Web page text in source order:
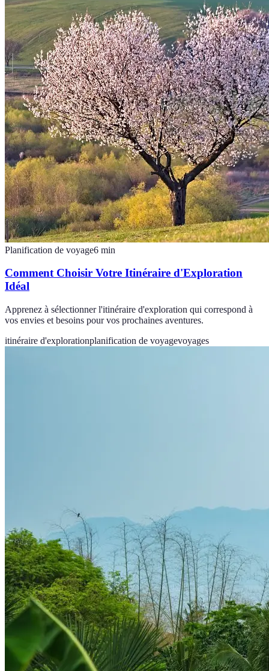
Planification de voyage6 min
Comment Choisir Votre Itinéraire d'Exploration
Idéal
Apprenez à sélectionner l'itinéraire d'exploration qui correspond à
vos envies et besoins pour vos prochaines aventures.
itinéraire d'explorationplanification de voyagevoyages